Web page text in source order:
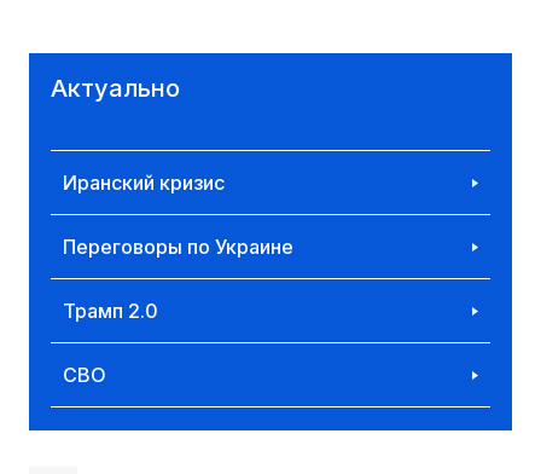
Актуально
Иранский кризис
Переговоры по Украине
Трамп 2.0
СВО